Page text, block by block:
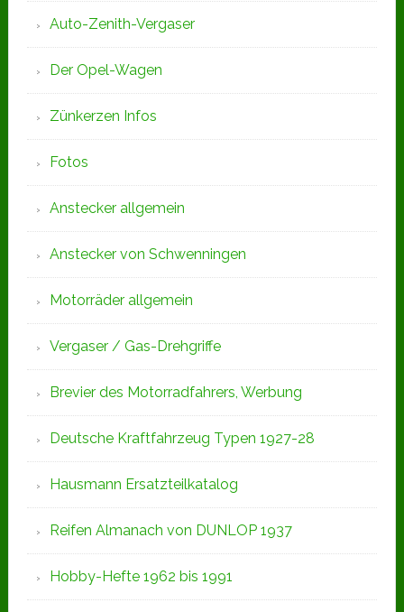
Auto-Zenith-Vergaser
Der Opel-Wagen
Zünkerzen Infos
Fotos
Anstecker allgemein
Anstecker von Schwenningen
Motorräder allgemein
Vergaser / Gas-Drehgriffe
Brevier des Motorradfahrers, Werbung
Deutsche Kraftfahrzeug Typen 1927-28
Hausmann Ersatzteilkatalog
Reifen Almanach von DUNLOP 1937
Hobby-Hefte 1962 bis 1991